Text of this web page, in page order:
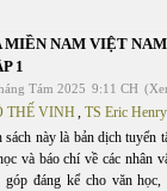
MIỀN NAM VIỆT
1
Tám 2025 9:11 CH
THẾ VINH, TS Eric Henry
sách này là bản dịch tuyển
và báo chí về các nhân
góp đáng kể cho văn học,